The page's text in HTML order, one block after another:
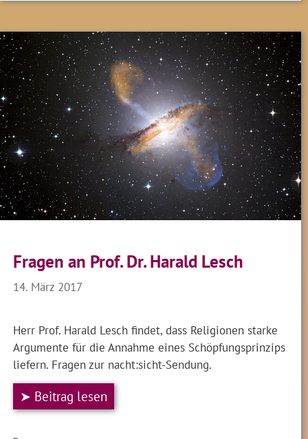
Fragen an Prof. Dr. Harald Lesch
14. März 2017
Herr Prof. Harald Lesch findet, dass Religionen starke
Argumente für die Annahme eines Schöpfungsprinzips
liefern. Fragen zur nacht:sicht-Sendung.
➤ Beitrag lesen